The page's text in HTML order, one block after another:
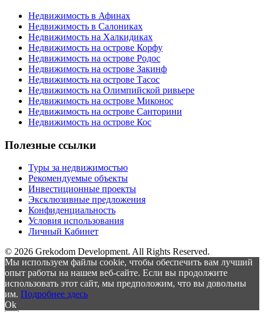
Недвижимость в Афинах
Недвижимость в Салониках
Недвижимость на Халкидиках
Недвижимость на острове Корфу
Недвижимость на острове Родос
Недвижимость на острове Закинф
Недвижимость на острове Тасос
Недвижимость на Олимпийской ривьере
Недвижимость на острове Миконос
Недвижимость на острове Санторини
Недвижимость на острове Кос
Полезные ссылки
Туры за недвижимостью
Рекомендуемые объекты
Инвестиционные проекты
Эксклюзивные предложения
Конфиденциальность
Условия использования
Личный Кабинет
© 2026 Grekodom Development. All Rights Reserved.
Мы используем файлы cookie, чтобы обеспечить вам лучший
опыт работы на нашем веб-сайте. Если вы продолжите
использовать этот сайт, мы предположим, что вы довольны
им. Подробнее здесь
Ok